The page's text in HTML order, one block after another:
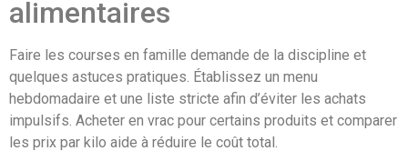
alimentaires
Faire les courses en famille demande de la discipline et
quelques astuces pratiques. Établissez un menu
hebdomadaire et une liste stricte afin d’éviter les achats
impulsifs. Acheter en vrac pour certains produits et comparer
les prix par kilo aide à réduire le coût total.